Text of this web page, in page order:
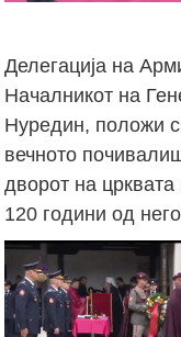
Делегација на
Началникот на
Нуредин, положи
вечното
дворот на
120 години од